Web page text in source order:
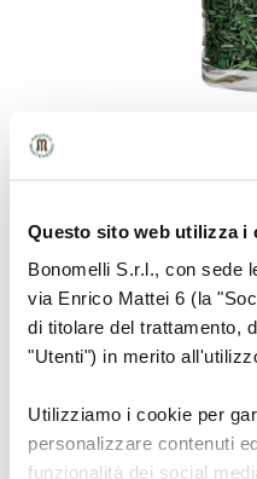
Questo sito web utilizza i
Bonomelli S.r.l., con sede
via Enrico Mattei 6 (la
di titolare del trattamento,
"Utenti") in merito
Utilizziamo i cookie per
personalizzare contenuti
funzionalità dei social
Herbaceous plant with
curly or flat leaves
HOW TO USE